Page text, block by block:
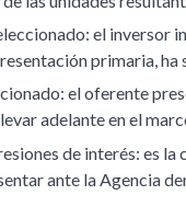
el inversor
primaria,
el oferente
adelante en el
de interés: es
ante la Agencia